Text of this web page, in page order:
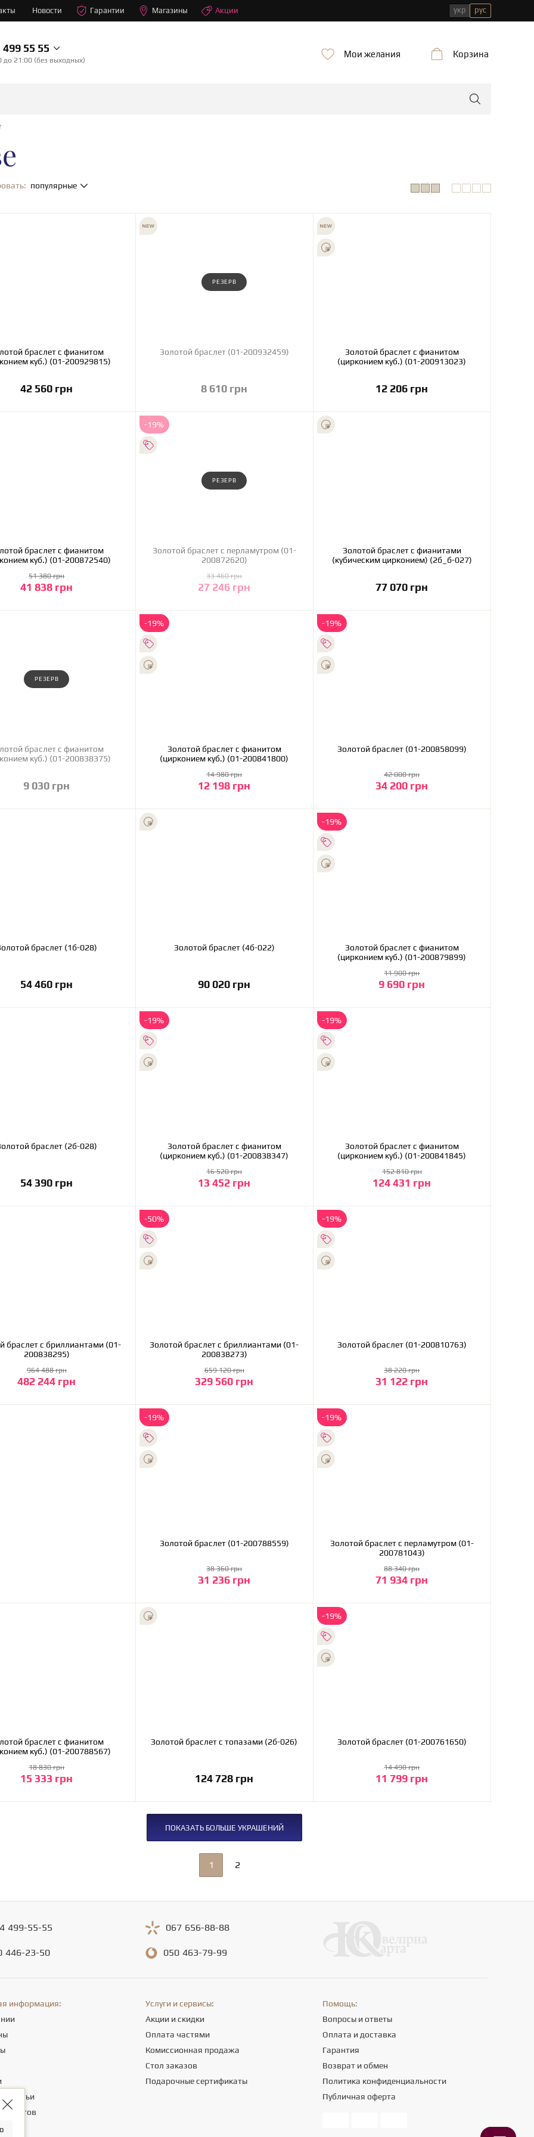
Новости Гарантии Магазины Акции укр рус
499 55 55
до 21:00 (без выходных)
Мои желания Корзина
популярные
браслет с фианитом
куб.) (01-200929815)
42 560 грн
В корзину
РЕЗЕРВ
Золотой браслет (01-200932459)
8 610 грн
ХОЧУ КУПИТЬ
Золотой браслет с фианитом
(цирконием куб.) (01-200913023)
12 206 грн
В корзину
браслет с фианитом
куб.) (01-200872540)
41 838 грн
51 380 грн
В корзину
-19%
РЕЗЕРВ
Золотой браслет с перламутром (01-
200872620)
27 246 грн
33 460 грн
ХОЧУ КУПИТЬ
Золотой браслет с фианитами
(кубическим цирконием) (2б_б-027)
77 070 грн
В корзину
РЕЗЕРВ
браслет с фианитом
куб.) (01-200838375)
9 030 грн
ХОЧУ КУПИТЬ
-19%
Золотой браслет с фианитом
(цирконием куб.) (01-200841800)
12 198 грн
14 980 грн
В корзину
-19%
Золотой браслет (01-200858099)
34 200 грн
42 000 грн
В корзину
Золотой браслет (1б-028)
54 460 грн
В корзину
Золотой браслет (4б-022)
90 020 грн
В корзину
-19%
Золотой браслет с фианитом
(цирконием куб.) (01-200879899)
9 690 грн
11 900 грн
В корзину
Золотой браслет (2б-028)
54 390 грн
В корзину
-19%
Золотой браслет с фианитом
(цирконием куб.) (01-200838347)
13 452 грн
16 520 грн
В корзину
-19%
Золотой браслет с фианитом
(цирконием куб.) (01-200841845)
124 431 грн
152 810 грн
В корзину
(01-
200838295)
482 244 грн
964 488 грн
В корзину
-50%
Золотой браслет с бриллиантами (01-
200838273)
329 560 грн
659 120 грн
В корзину
-19%
Золотой браслет (01-200810763)
31 122 грн
38 220 грн
В корзину
-19%
Золотой браслет (01-200788559)
31 236 грн
38 360 грн
В корзину
-19%
Золотой браслет с перламутром (01-
200781043)
71 934 грн
88 340 грн
В корзину
браслет с фианитом
куб.) (01-200788567)
15 333 грн
18 830 грн
В корзину
Золотой браслет с топазами (2б-026)
124 728 грн
В корзину
-19%
Золотой браслет (01-200761650)
11 799 грн
14 490 грн
В корзину
ПОКАЗАТЬ БОЛЬШЕ УКРАШЕНИЙ
1 2
499-55-55
446-23-50
067 656-88-88
050 463-79-99
информация:
статьи
Услуги и сервисы:
Акции и скидки
Оплата частями
Комиссионная продажа
Стол заказов
Подарочные сертификаты
Помощь:
Вопросы и ответы
Оплата и доставка
Гарантия
Возврат и обмен
Политика конфиденциальности
Публичная оферта